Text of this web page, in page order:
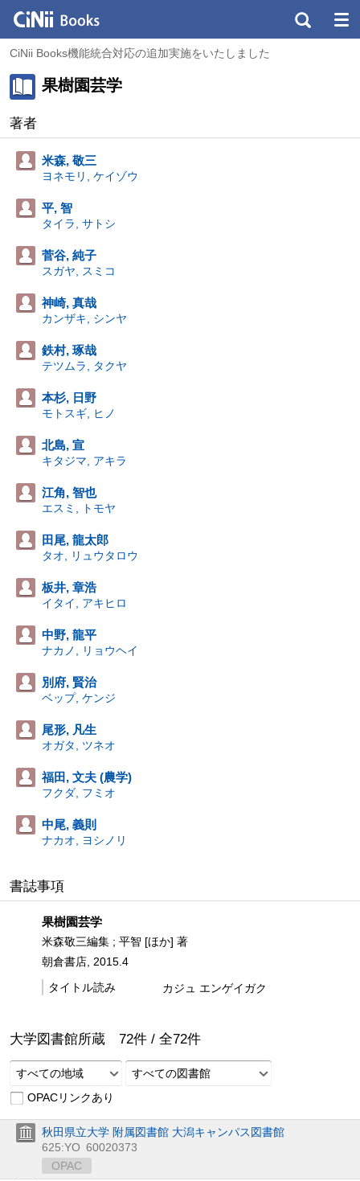
CiNii Books機能統合対応の追加実施をいたしました
果樹園芸学
著者
米森, 敬三
ヨネモリ, ケイゾウ
平, 智
タイラ, サトシ
菅谷, 純子
スガヤ, スミコ
神崎, 真哉
カンザキ, シンヤ
鉄村, 琢哉
テツムラ, タクヤ
本杉, 日野
モトスギ, ヒノ
北島, 宣
キタジマ, アキラ
江角, 智也
エスミ, トモヤ
田尾, 龍太郎
タオ, リュウタロウ
板井, 章浩
イタイ, アキヒロ
中野, 龍平
ナカノ, リョウヘイ
別府, 賢治
ベップ, ケンジ
尾形, 凡生
オガタ, ツネオ
福田, 文夫 (農学)
フクダ, フミオ
中尾, 義則
ナカオ, ヨシノリ
書誌事項
果樹園芸学
米森敬三編集 ; 平智 [ほか] 著
朝倉書店, 2015.4
タイトル読み
カジュ エンゲイガク
大学図書館所蔵 72件 / 全72件
すべての地域
すべての図書館
OPACリンクあり
秋田県立大学 附属図書館 大潟キャンパス図書館
625:YO 60020373
OPAC